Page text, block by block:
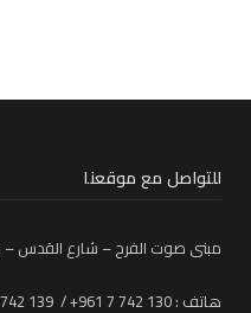
للتواصل مع موقعنا
مبنى صوت الفرح – شارع القدس –
هاتف : 130 742 7 961+ / 139 742 7 961+ لبنان